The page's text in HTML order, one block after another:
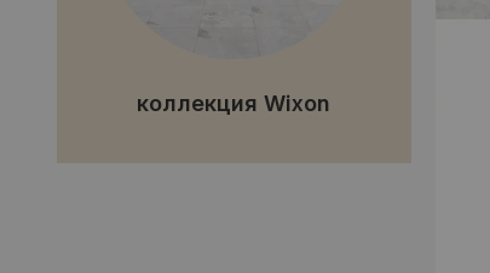
коллекция Wixon